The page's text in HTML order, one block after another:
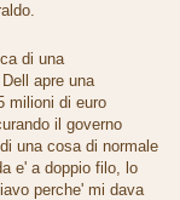
di una
apre una
milioni di euro
il governo
una cosa di normale
e' a doppio filo, lo
perche' mi dava